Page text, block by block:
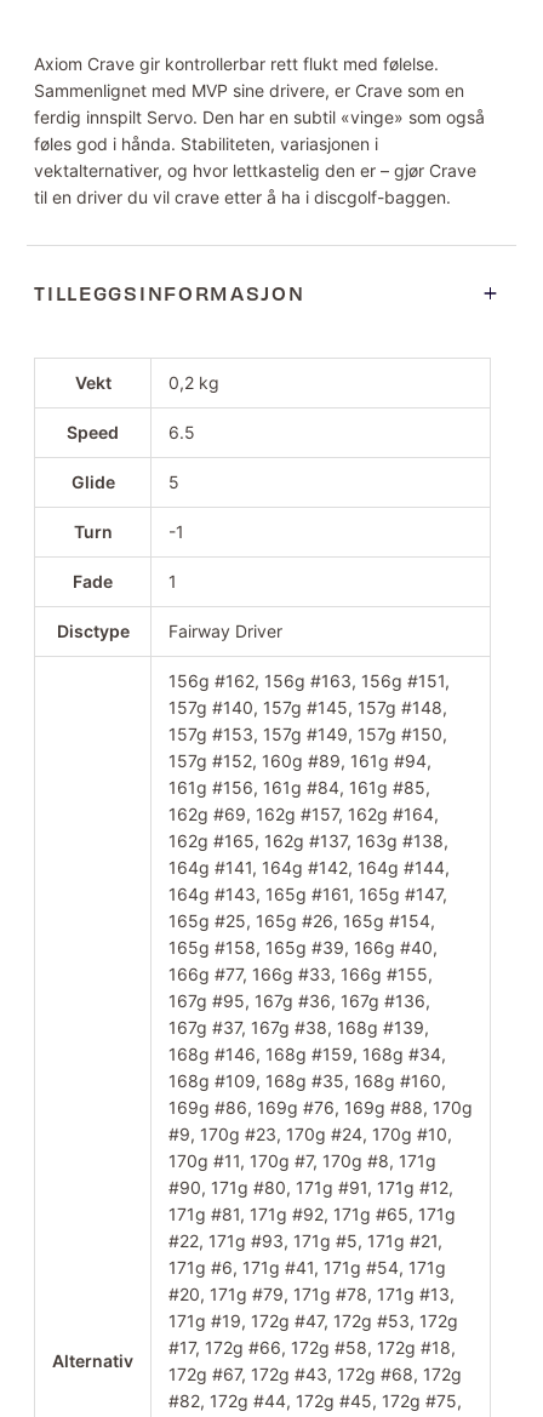
Axiom Crave gir kontrollerbar rett flukt med følelse.
Sammenlignet med MVP sine drivere, er Crave som en
ferdig innspilt Servo. Den har en subtil «vinge» som også
føles god i hånda. Stabiliteten, variasjonen i
vektalternativer, og hvor lettkastelig den er – gjør Crave
til en driver du vil crave etter å ha i discgolf-baggen.
TILLEGGSINFORMASJON
Vekt 0,2 kg
Speed 6.5
Glide 5
Turn -1
Fade 1
Disctype Fairway Driver
Alternativ
156g #162, 156g #163, 156g #151,
157g #140, 157g #145, 157g #148,
157g #153, 157g #149, 157g #150,
157g #152, 160g #89, 161g #94,
161g #156, 161g #84, 161g #85,
162g #69, 162g #157, 162g #164,
162g #165, 162g #137, 163g #138,
164g #141, 164g #142, 164g #144,
164g #143, 165g #161, 165g #147,
165g #25, 165g #26, 165g #154,
165g #158, 165g #39, 166g #40,
166g #77, 166g #33, 166g #155,
167g #95, 167g #36, 167g #136,
167g #37, 167g #38, 168g #139,
168g #146, 168g #159, 168g #34,
168g #109, 168g #35, 168g #160,
169g #86, 169g #76, 169g #88, 170g
#9, 170g #23, 170g #24, 170g #10,
170g #11, 170g #7, 170g #8, 171g
#90, 171g #80, 171g #91, 171g #12,
171g #81, 171g #92, 171g #65, 171g
#22, 171g #93, 171g #5, 171g #21,
171g #6, 171g #41, 171g #54, 171g
#20, 171g #79, 171g #78, 171g #13,
171g #19, 172g #47, 172g #53, 172g
#17, 172g #66, 172g #58, 172g #18,
172g #67, 172g #43, 172g #68, 172g
#82, 172g #44, 172g #45, 172g #75,